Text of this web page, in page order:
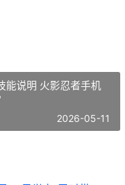
能说明 火影忍者手机
2026-05-11